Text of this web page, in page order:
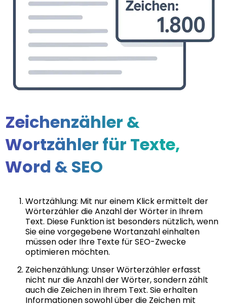
Zeichenzähler &
Wortzähler für Texte,
Word & SEO
Wortzählung: Mit nur einem Klick ermittelt der
Wörterzähler die Anzahl der Wörter in Ihrem
Text. Diese Funktion ist besonders nützlich, wenn
Sie eine vorgegebene Wortanzahl einhalten
müssen oder Ihre Texte für SEO-Zwecke
optimieren möchten.
Zeichenzählung: Unser Wörterzähler erfasst
nicht nur die Anzahl der Wörter, sondern zählt
auch die Zeichen in Ihrem Text. Sie erhalten
Informationen sowohl über die Zeichen mit